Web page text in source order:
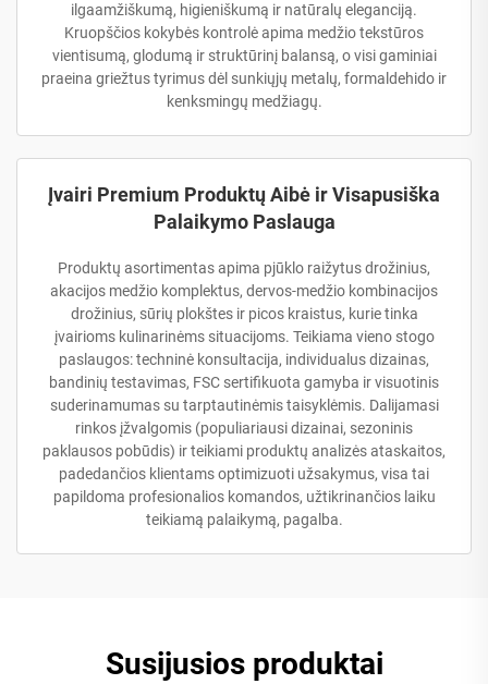
ilgaamžiškumą, higieniškumą ir natūralų eleganciją.
Kruopščios kokybės kontrolė apima medžio tekstūros
vientisumą, glodumą ir struktūrinį balansą, o visi gaminiai
praeina griežtus tyrimus dėl sunkiųjų metalų, formaldehido ir
kenksmingų medžiagų.
Įvairi Premium Produktų Aibė ir Visapusiška
Palaikymo Paslauga
Produktų asortimentas apima pjūklo raižytus drožinius,
akacijos medžio komplektus, dervos-medžio kombinacijos
drožinius, sūrių plokštes ir picos kraistus, kurie tinka
įvairioms kulinarinėms situacijoms. Teikiama vieno stogo
paslaugos: techninė konsultacija, individualus dizainas,
bandinių testavimas, FSC sertifikuota gamyba ir visuotinis
suderinamumas su tarptautinėmis taisyklėmis. Dalijamasi
rinkos įžvalgomis (populiariausi dizainai, sezoninis
paklausos pobūdis) ir teikiami produktų analizės ataskaitos,
padedančios klientams optimizuoti užsakymus, visa tai
papildoma profesionalios komandos, užtikrinančios laiku
teikiamą palaikymą, pagalba.
Susijusios produktai